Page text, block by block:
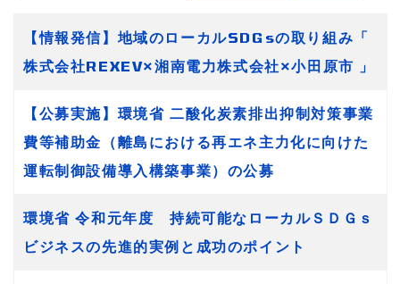
タイトル
【情報発信】地域のローカルSDGsの取り組み「
株式会社REXEV×湘南電力株式会社×小田原市 」
【公募実施】環境省 二酸化炭素排出抑制対策事業
費等補助金（離島における再エネ主力化に向けた
運転制御設備導入構築事業）の公募
環境省 令和元年度 持続可能なローカルＳＤＧｓ
ビジネスの先進的実例と成功のポイント